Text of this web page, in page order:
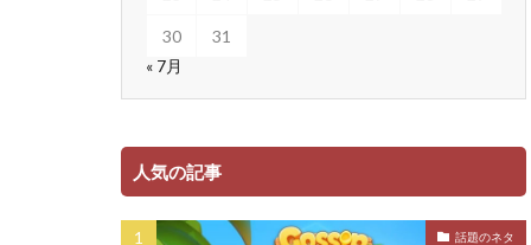
30
31
« 7月
人気の記事
話題のネタ